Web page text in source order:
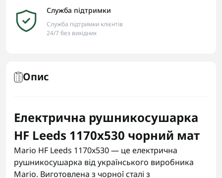
Служба підтримки
Служба підтримки клієнтів
24/7 без вихідних
Опис
Електрична рушникосушарка
HF Leeds 1170x530 чорний мат
Mario HF Leeds 1170x530 — це електрична
рушникосушарка від українського виробника
Mario. Виготовлена з чорної сталі з